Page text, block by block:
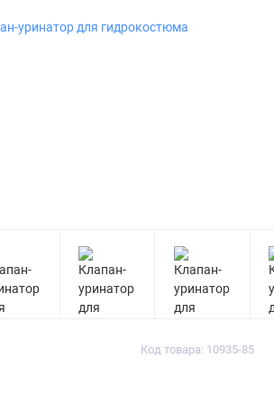
Код товара: 10935-85